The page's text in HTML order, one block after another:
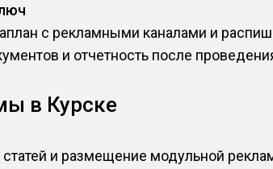
с рекламными каналами и
и отчетность после
в Курске
и размещение модульной